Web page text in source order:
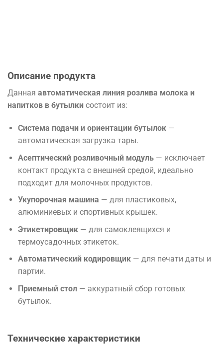
Описание продукта
Данная автоматическая линия розлива молока и
напитков в бутылки состоит из:
Система подачи и ориентации бутылок—
автоматическая загрузка тары.
Асептический розливочный модуль— исключает
контакт продукта с внешней средой, идеально
подходит для молочных продуктов.
Укупорочная машина — для пластиковых,
алюминиевых и спортивных крышек.
Этикетировщик— для самоклеящихся и
термоусадочных этикеток.
Автоматический кодировщик— для печати даты и
партии.
Приемный стол— аккуратный сбор готовых
бутылок.
Технические характеристики